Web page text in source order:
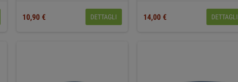
10,90 € DETTAGLI 14,00 € DETTAGLI